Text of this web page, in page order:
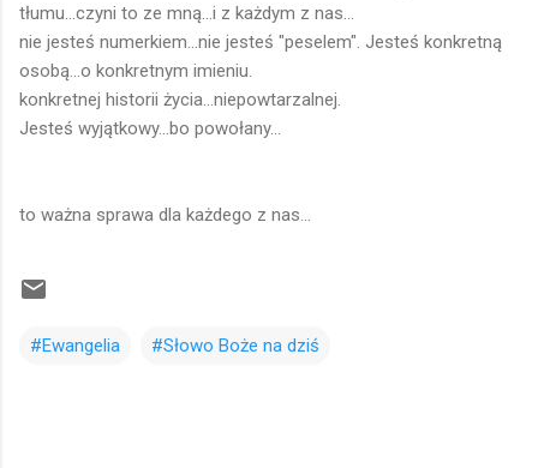
tłumu...czyni to ze mną...i z każdym z nas...
nie jesteś numerkiem...nie jesteś "peselem". Jesteś konkretną
osobą...o konkretnym imieniu.
konkretnej historii życia...niepowtarzalnej.
Jesteś wyjątkowy...bo powołany...
to ważna sprawa dla każdego z nas...
#Ewangelia #Słowo Boże na dziś